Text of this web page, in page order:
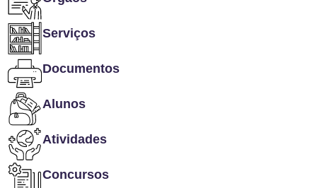
Serviços
Documentos
Alunos
Atividades
Concursos